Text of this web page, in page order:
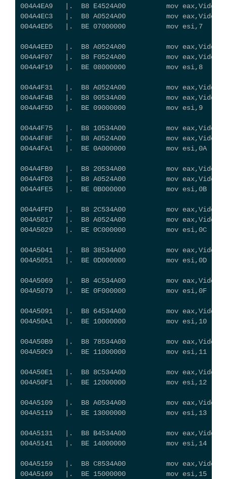
004A4EA9   |.  B8 E4524A00          mov
004A4EC3   |.  B8 A0524A00          mov
004A4ED5   |.  BE 07000000          mov esi,7
004A4EED   |.  B8 A0524A00          mov
004A4F07   |.  B8 F0524A00          mov
004A4F19   |.  BE 08000000          mov esi,8
004A4F31   |.  B8 A0524A00          mov
004A4F4B   |.  B8 00534A00          mov
004A4F5D   |.  BE 09000000          mov esi,9
004A4F75   |.  B8 10534A00          mov
004A4F8F   |.  B8 A0524A00          mov
004A4FA1   |.  BE 0A000000          mov esi,0A
004A4FB9   |.  B8 20534A00          mov
004A4FD3   |.  B8 A0524A00          mov
004A4FE5   |.  BE 0B000000          mov esi,0B
004A4FFD   |.  B8 2C534A00          mov
004A5017   |.  B8 A0524A00          mov
004A5029   |.  BE 0C000000          mov esi,0C
004A5041   |.  B8 38534A00          mov
004A5051   |.  BE 0D000000          mov esi,0D
004A5069   |.  B8 4C534A00          mov
004A5079   |.  BE 0F000000          mov esi,0F
004A5091   |.  B8 64534A00          mov
004A50A1   |.  BE 10000000          mov esi,10
004A50B9   |.  B8 78534A00          mov
004A50C9   |.  BE 11000000          mov esi,11
004A50E1   |.  B8 8C534A00          mov
004A50F1   |.  BE 12000000          mov esi,12
004A5109   |.  B8 A0534A00          mov
004A5119   |.  BE 13000000          mov esi,13
004A5131   |.  B8 B4534A00          mov
004A5141   |.  BE 14000000          mov esi,14
004A5159   |.  B8 C8534A00          mov
004A5169   |.  BE 15000000          mov esi,15